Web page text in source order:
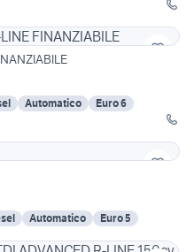
Automatico
Euro 6
Automatico Euro 5